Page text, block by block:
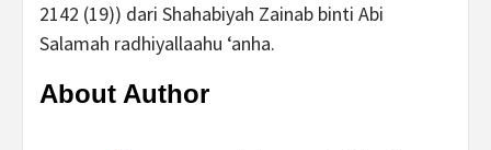
2142 (19)) dari Shahabiyah Zainab binti Abi
Salamah radhiyallaahu ‘anha.
About Author